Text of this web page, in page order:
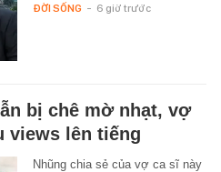
ĐỜI SỐNG - 6 giờ trước
bị chê mờ nhạt, vợ
views lên tiếng
Nhũng chia sẻ của vợ ca sĩ này